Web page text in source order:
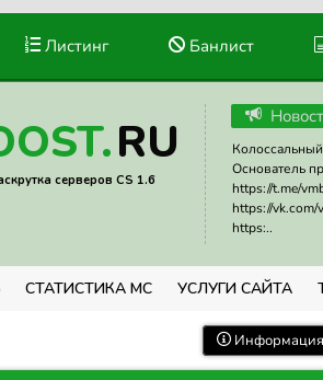
Листинг Банлист
RU
серверов CS 1.6
Основатель
https://t.me/
https://vk.com/
https:..
СТАТИСТИКА МС УСЛУГИ САЙТА